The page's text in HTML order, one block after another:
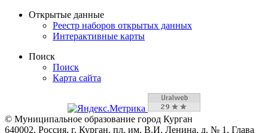
Открытые данные
Реестр наборов открытых данных
Интерактивные карты
Поиск
Поиск
Карта сайта
© Муниципальное образование город Курган
640002, Россия, г. Курган, пл. им. В.И. Ленина, д. № 1, Глава